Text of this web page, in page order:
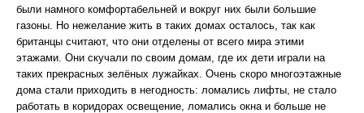
были намного комфортабельней и вокруг них были большие
газоны. Но нежелание жить в таких домах осталось, так как
британцы считают, что они отделены от всего мира этими
этажами. Они скучали по своим домам, где их дети играли на
таких прекрасных зелёных лужайках. Очень скоро многоэтажные
дома стали приходить в негодность: ломались лифты, не стало
работать в коридорах освещение, ломались окна и больше не